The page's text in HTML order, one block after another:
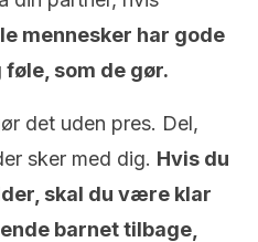
mennesker har gode
som de gør.
det uden pres. Del,
sker med dig. Hvis du
skal du være klar
barnet tilbage,